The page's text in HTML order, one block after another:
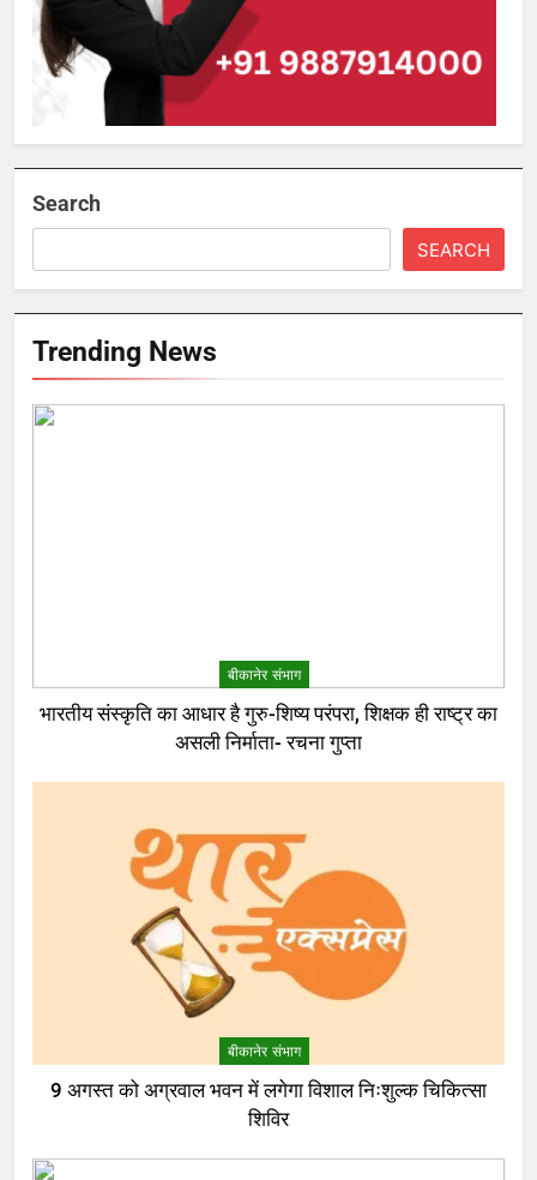
Search
SEARCH
Trending News
बीकानेर संभाग
भारतीय संस्कृति का आधार है गुरु-शिष्य परंपरा, शिक्षक ही राष्ट्र का
असली निर्माता- रचना गुप्ता
बीकानेर संभाग
9 अगस्त को अग्रवाल भवन में लगेगा विशाल निःशुल्क चिकित्सा
शिविर